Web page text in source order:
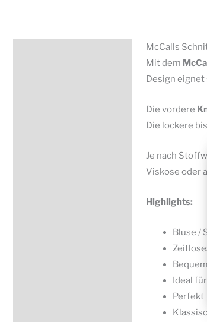
McCalls
Mit dem
Design eignet
Die vordere
Die lockere
Je nach
Viskose oder
Highlights:
Bluse /
Ideal
Perfekt